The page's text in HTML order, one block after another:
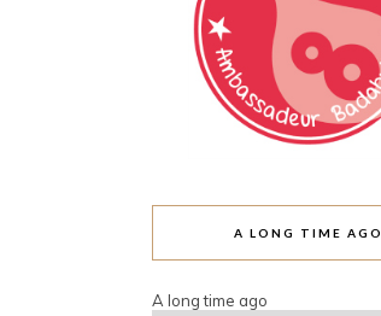
A LONG TIME AGO
A long time ago